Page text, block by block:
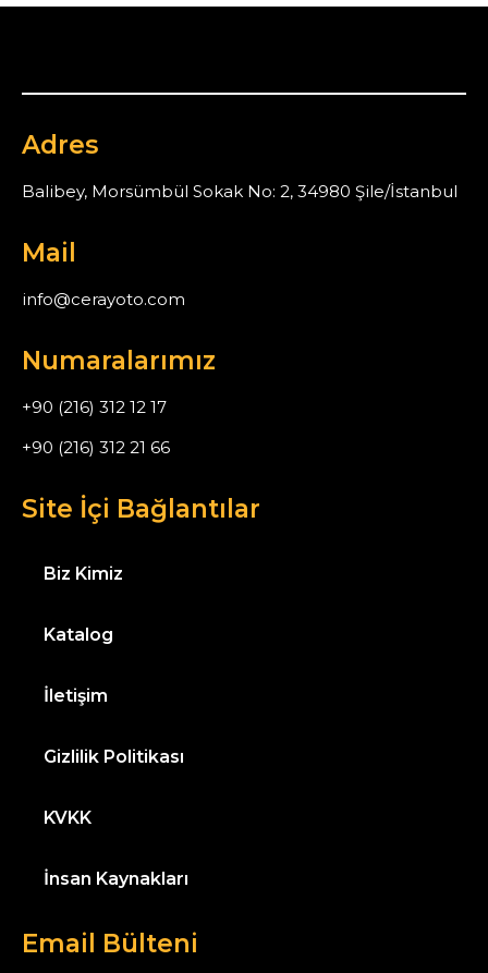
Adres
Balibey, Morsümbül Sokak No: 2, 34980 Şile/İstanbul
Mail
info@cerayoto.com
Numaralarımız
+90 (216) 312 12 17
+90 (216) 312 21 66
Site İçi Bağlantılar
Biz Kimiz
Katalog
İletişim
Gizlilik Politikası
KVKK
İnsan Kaynakları
Email Bülteni